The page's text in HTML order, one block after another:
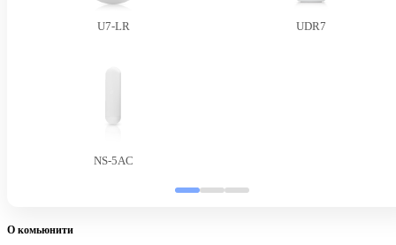
U7-LR UDR7
NS-5AC
О комьюнити